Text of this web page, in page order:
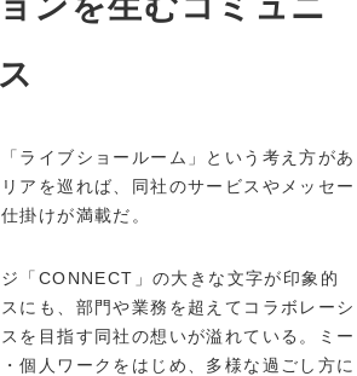
ライブショールーム」という考え方があ
アを巡れば、同社のサービスやメッセー
掛けが満載だ。
「CONNECT」の大きな文字が印象的
にも、部門や業務を超えてコラボレーシ
を目指す同社の想いが溢れている。ミー
個人ワークをはじめ、多様な過ごし方に